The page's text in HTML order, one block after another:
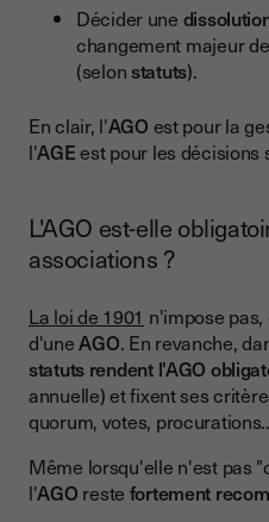
Décider une
changement majeur
(selonstatuts).
En clair, l'AGO est pour la
l'AGEest pour les décisions
L'AGO est-elle
associations ?
La loi de 1901 n'impose
d'uneAGO. En revanche,
statuts rendent l'AGO
annuelle) et fixent ses
quorum, votes,
Même lorsqu'elle n'est pas
l'AGO reste fortement